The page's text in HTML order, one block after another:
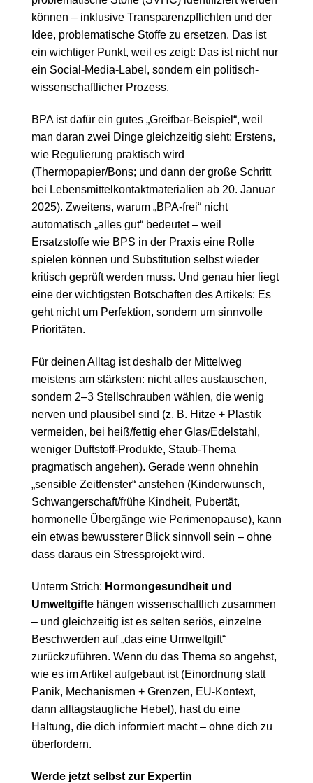
können – inklusive Transparenzpflichten und der
Idee, problematische Stoffe zu ersetzen. Das ist
ein wichtiger Punkt, weil es zeigt: Das ist nicht nur
ein Social-Media-Label, sondern ein politisch-
wissenschaftlicher Prozess.
BPA ist dafür ein gutes „Greifbar-Beispiel“, weil
man daran zwei Dinge gleichzeitig sieht: Erstens,
wie Regulierung praktisch wird
(Thermopapier/Bons; und dann der große Schritt
bei Lebensmittelkontaktmaterialien ab 20. Januar
2025). Zweitens, warum „BPA-frei“ nicht
automatisch „alles gut“ bedeutet – weil
Ersatzstoffe wie BPS in der Praxis eine Rolle
spielen können und Substitution selbst wieder
kritisch geprüft werden muss. Und genau hier liegt
eine der wichtigsten Botschaften des Artikels: Es
geht nicht um Perfektion, sondern um sinnvolle
Prioritäten.
Für deinen Alltag ist deshalb der Mittelweg
meistens am stärksten: nicht alles austauschen,
sondern 2–3 Stellschrauben wählen, die wenig
nerven und plausibel sind (z. B. Hitze + Plastik
vermeiden, bei heiß/fettig eher Glas/Edelstahl,
weniger Duftstoff-Produkte, Staub-Thema
pragmatisch angehen). Gerade wenn ohnehin
„sensible Zeitfenster“ anstehen (Kinderwunsch,
Schwangerschaft/frühe Kindheit, Pubertät,
hormonelle Übergänge wie Perimenopause), kann
ein etwas bewussterer Blick sinnvoll sein – ohne
dass daraus ein Stressprojekt wird.
Unterm Strich: Hormongesundheit und
Umweltgifte hängen wissenschaftlich zusammen
– und gleichzeitig ist es selten seriös, einzelne
Beschwerden auf „das eine Umweltgift“
zurückzuführen. Wenn du das Thema so angehst,
wie es im Artikel aufgebaut ist (Einordnung statt
Panik, Mechanismen + Grenzen, EU-Kontext,
dann alltagstaugliche Hebel), hast du eine
Haltung, die dich informiert macht – ohne dich zu
überfordern.
Werde jetzt selbst zur Expertin